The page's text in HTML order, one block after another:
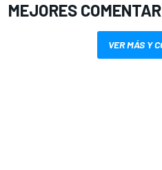
MEJORES
VER MÁS Y